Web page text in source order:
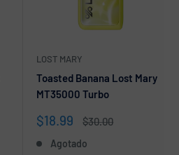
LOST MARY
Toasted Banana Lost Mary
MT35000 Turbo
Precio
venta
$18.99
Precio
$30.00
Agotado